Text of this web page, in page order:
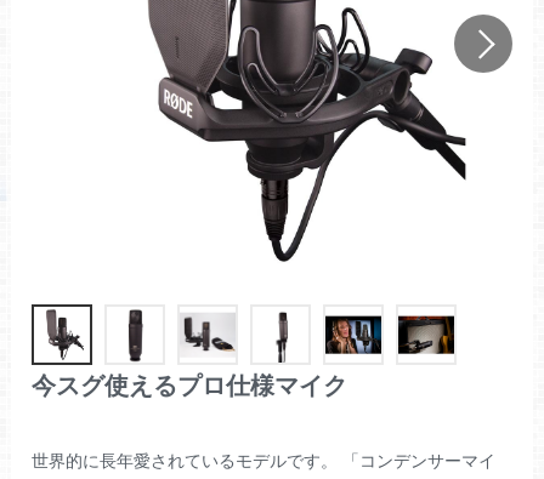
今スグ使えるプロ仕様マイク
世界的に長年愛されているモデルです。 「コンデンサーマイ